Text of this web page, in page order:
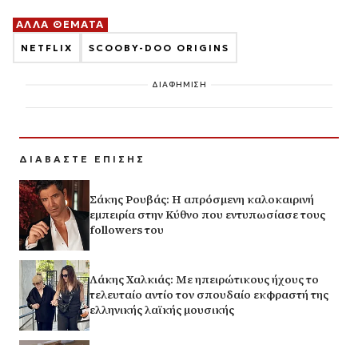
ΑΛΛΑ ΘΕΜΑΤΑ
NETFLIX SCOOBY-DOO ORIGINS
ΔΙΑΦΗΜΙΣΗ
ΔΙΑΒΑΣΤΕ ΕΠΙΣΗΣ
Σάκης Ρουβάς: Η απρόσμενη καλοκαιρινή
εμπειρία στην Κύθνο που εντυπωσίασε τους
followers του
Λάκης Χαλκιάς: Με ηπειρώτικους ήχους το
τελευταίο αντίο τον σπουδαίο εκφραστή της
ελληνικής λαϊκής μουσικής